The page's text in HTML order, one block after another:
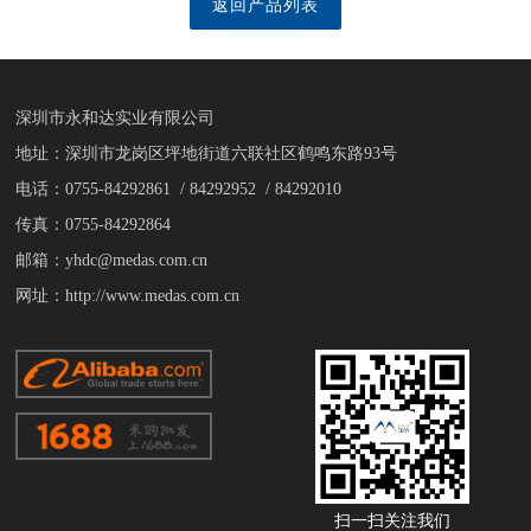
返回产品列表
深圳市永和达实业有限公司
地址：深圳市龙岗区坪地街道六联社区鹤鸣东路93号
电话：0755-84292861 / 84292952 / 84292010
传真：0755-84292864
邮箱：yhdc@medas.com.cn
网址：http://www.medas.com.cn
扫一扫关注我们